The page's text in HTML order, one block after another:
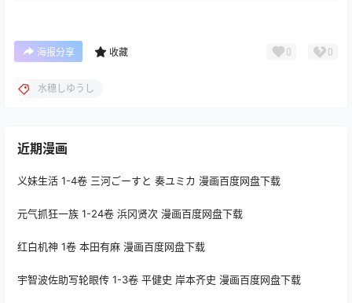
海报分享 收藏 0 0
水穗しゆうし
近期漫画
义妹生活 1-4卷 三河ごーすと 奏ユミカ 漫画百度网盘下载
元气抓狂一族 1-24卷 浜冈贤次 漫画百度网盘下载
红白机神 1卷 本田有麻 漫画百度网盘下载
宇智波佐助写轮眼传 1-3卷 平健史 岸本齐史 漫画百度网盘下载